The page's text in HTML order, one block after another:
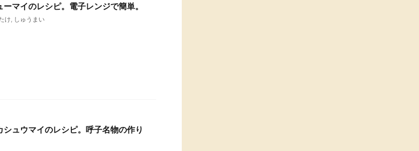
マイのレシピ。電子レンジで簡単。
け しゅうまい
シュウマイのレシピ。呼子名物の作り